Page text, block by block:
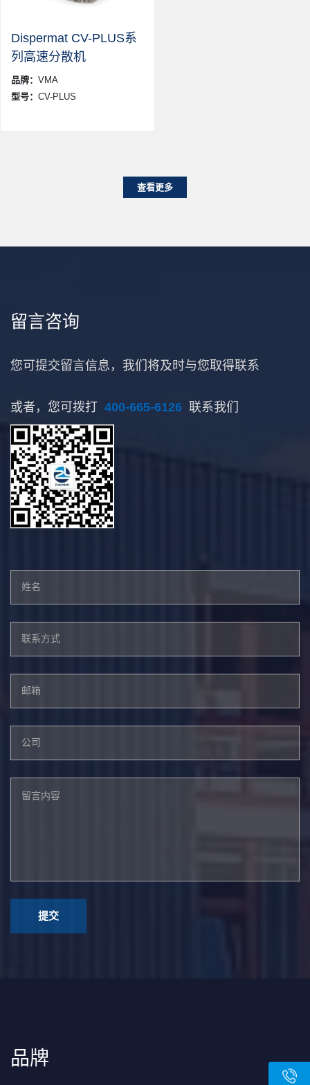
Dispermat CV-PLUS系
列高速分散机
品牌： VMA
型号： CV-PLUS
查看更多
留言咨询
您可提交留言信息，我们将及时与您取得联系
或者，您可拨打 400-665-6126 联系我们
品牌